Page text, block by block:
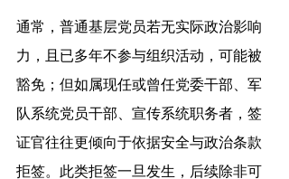
通常，普通基层党员若无实际政治影响
力，且已多年不参与组织活动，可能被
豁免；但如属现任或曾任党委干部、军
队系统党员干部、宣传系统职务者，签
证官往往更倾向于依据安全与政治条款
拒签。此类拒签一旦发生，后续除非可